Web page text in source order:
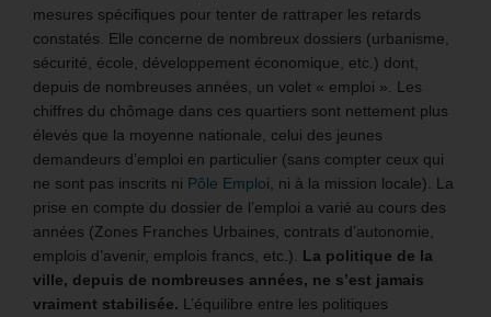
mesures spécifiques pour tenter de rattraper les retards
constatés. Elle concerne de nombreux dossiers (urbanisme,
sécurité, école, développement économique, etc.) dont,
depuis de nombreuses années, un volet « emploi ». Les
chiffres du chômage dans ces quartiers sont nettement plus
élevés que la moyenne nationale, celui des jeunes
demandeurs d’emploi en particulier (sans compter ceux qui
ne sont pas inscrits ni Pôle Emploi, ni à la mission locale). La
prise en compte du dossier de l’emploi a varié au cours des
années (Zones Franches Urbaines, contrats d’autonomie,
emplois d’avenir, emplois francs, etc.). La politique de la
ville, depuis de nombreuses années, ne s’est jamais
vraiment stabilisée. L’équilibre entre les politiques